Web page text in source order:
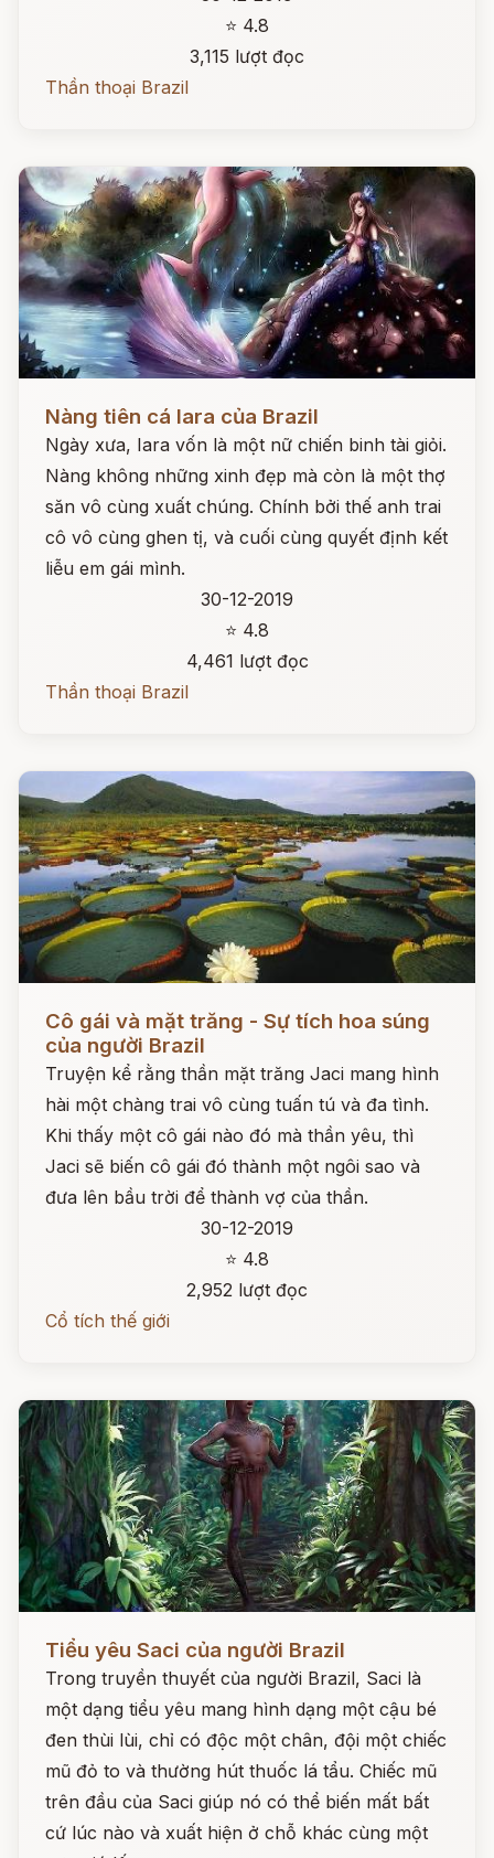
⭐ 4.8
3,115 lượt đọc
Thần thoại Brazil
Nàng tiên cá Iara của Brazil
Ngày xưa, Iara vốn là một nữ chiến binh tài giỏi.
Nàng không những xinh đẹp mà còn là một thợ
săn vô cùng xuất chúng. Chính bởi thế anh trai
cô vô cùng ghen tị, và cuối cùng quyết định kết
liễu em gái mình.
30-12-2019
⭐ 4.8
4,461 lượt đọc
Thần thoại Brazil
Cô gái và mặt trăng - Sự tích hoa súng
của người Brazil
Truyện kể rằng thần mặt trăng Jaci mang hình
hài một chàng trai vô cùng tuấn tú và đa tình.
Khi thấy một cô gái nào đó mà thần yêu, thì
Jaci sẽ biến cô gái đó thành một ngôi sao và
đưa lên bầu trời để thành vợ của thần.
30-12-2019
⭐ 4.8
2,952 lượt đọc
Cổ tích thế giới
Đọc ngay
Tiểu yêu Saci của người Brazil
Trong truyền thuyết của người Brazil, Saci là
một dạng tiểu yêu mang hình dạng một cậu bé
đen thùi lùi, chỉ có độc một chân, đội một chiếc
mũ đỏ to và thường hút thuốc lá tẩu. Chiếc mũ
trên đầu của Saci giúp nó có thể biến mất bất
cứ lúc nào và xuất hiện ở chỗ khác cùng một